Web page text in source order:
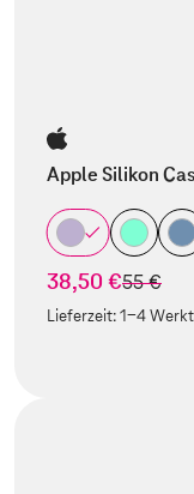
Apple Silikon
38,50 €statt
55 €
Lieferzeit:1-4